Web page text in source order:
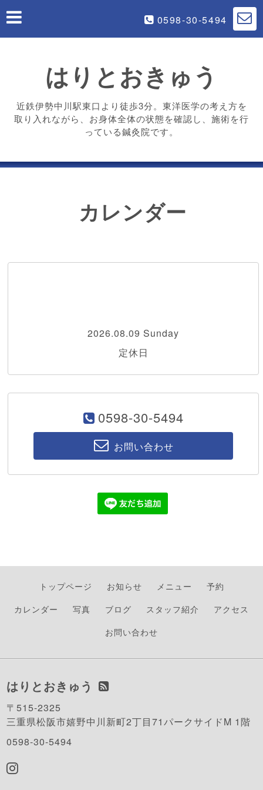
0598-30-5494
はりとおきゅう
近鉄伊勢中川駅東口より徒歩3分。東洋医学の考え方を
取り入れながら、お身体全体の状態を確認し、施術を行
っている鍼灸院です。
カレンダー
2026.08.09 Sunday
定休日
0598-30-5494
お問い合わせ
トップページ お知らせ メニュー
予約
カレンダー
写真 ブログ スタッフ紹介
アクセス
お問い合わせ
はりとおきゅう
〒515-2325
三重県松阪市嬉野中川新町2丁目71パークサイドM 1階
0598-30-5494